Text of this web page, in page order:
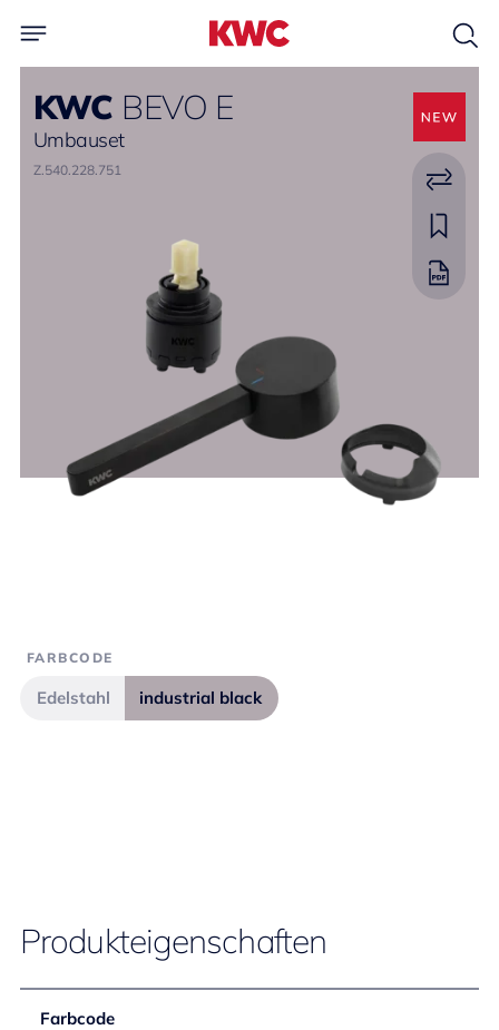
KWC BEVO E
Umbauset
Z.540.228.751
FARBCODE
Edelstahl industrial black
Produkteigenschaften
Farbcode